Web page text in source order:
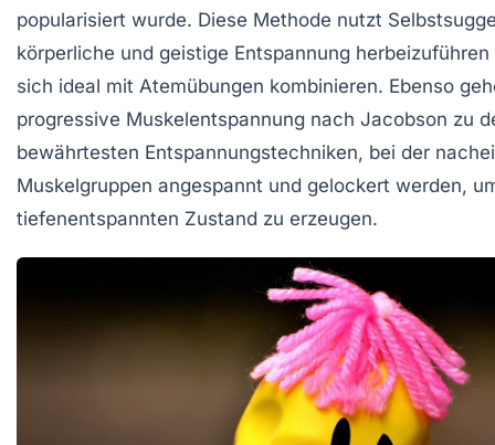
popularisiert wurde. Diese Methode nutzt
körperliche und geistige Entspannung
sich ideal mit Atemübungen kombinieren. Ebenso
progressive Muskelentspannung nach Jacobson zu
bewährtesten Entspannungstechniken, bei der
Muskelgruppen angespannt und gelockert werden,
tiefenentspannten Zustand zu erzeugen.